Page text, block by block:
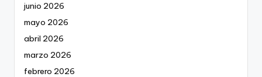
junio 2026
mayo 2026
abril 2026
marzo 2026
febrero 2026